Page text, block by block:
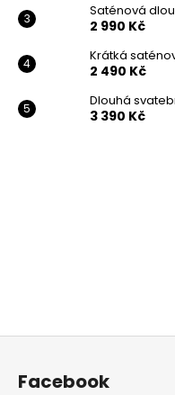
Saténová
2 990 Kč
Krátká
2 490 Kč
Dlouhá
3 390 Kč
Z
Facebook